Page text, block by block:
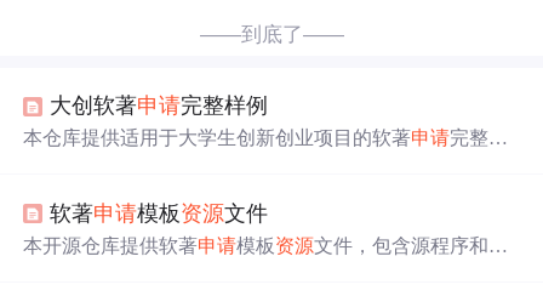
——到底了——
大创软著申请完整样例
本仓库提供适用于大学生创新创业项目的软著申请完整样
提及注意事项及贡献反馈方式，助您顺利完成
软著申请模板资源文件
本开源仓库提供软著申请模板资源文件，包含源程序和说